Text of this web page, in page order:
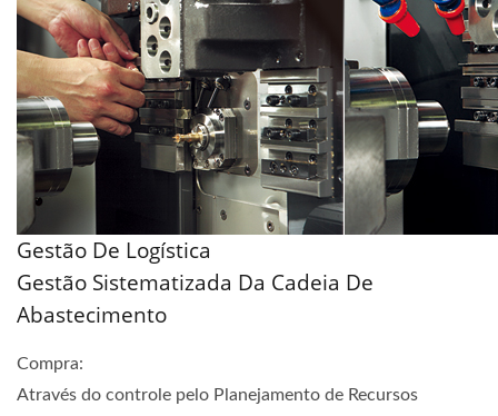
Gestão De Logística
Gestão Sistematizada Da Cadeia De
Abastecimento
Compra:
Através do controle pelo Planejamento de Recursos